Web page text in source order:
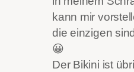
kann mir
die einzigen
😀
Der Bikini ist